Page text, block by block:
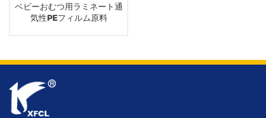
ベビーおむつ用ラミネート通
気性PEフィルム原料